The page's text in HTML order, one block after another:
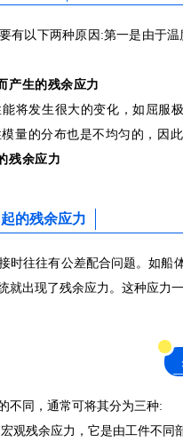
有以下两种原因:第一是由于
产生的残余应力
将发生很大的变化，如屈服
量的分布也是不均匀的，因
残余应力
的残余应力
时往往有公差配合问题。如船
就出现了残余应力。这种应力
不同，通常可将其分为三种:
观残余应力，它是由工件不